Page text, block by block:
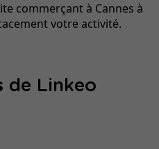
commerçant à Cannes à
votre activité.
de Linkeo